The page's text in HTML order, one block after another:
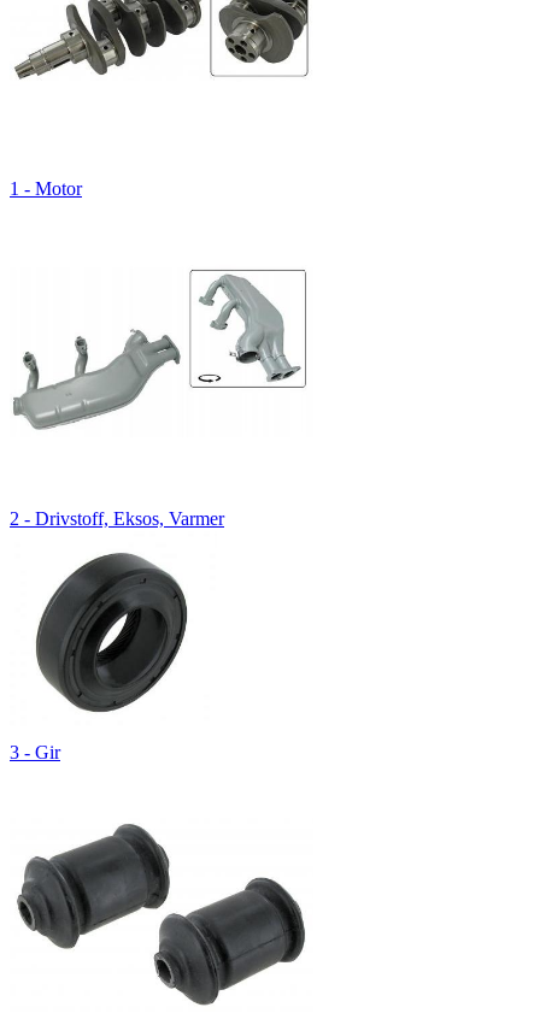
1 - Motor
2 - Drivstoff, Eksos, Varmer
3 - Gir